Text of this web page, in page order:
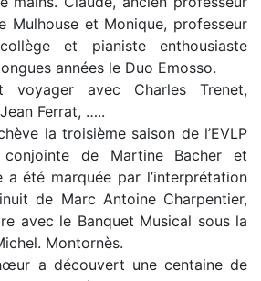
Mulhouse et Monique, professeur
et pianiste enthousiaste
années le Duo Emosso.
voyager avec Charles Trenet,
Ferrat, …..
la troisième saison de l’EVLP
de Martine Bacher et
a été marquée par l’interprétation
de Marc Antoine Charpentier,
avec le Banquet Musical sous la
Montornès.
a découvert une centaine de